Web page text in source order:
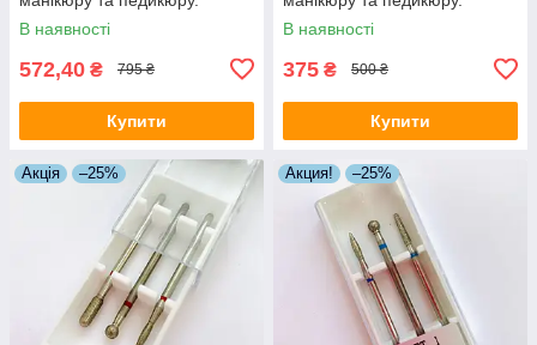
В наявності
572,40 ₴ 795 ₴
Купити
В наявності
375 ₴ 500 ₴
Купити
Акція –25% Акция! –25%